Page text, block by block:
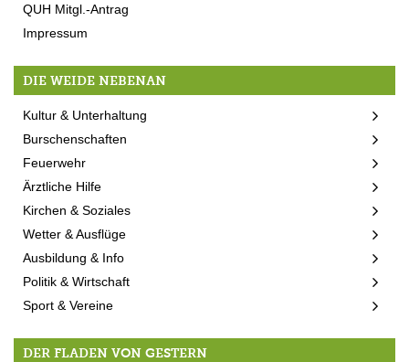
QUH Mitgl.-Antrag
Impressum
DIE WEIDE NEBENAN
Kultur & Unterhaltung
Burschenschaften
Feuerwehr
Ärztliche Hilfe
Kirchen & Soziales
Wetter & Ausflüge
Ausbildung & Info
Politik & Wirtschaft
Sport & Vereine
DER FLADEN VON GESTERN